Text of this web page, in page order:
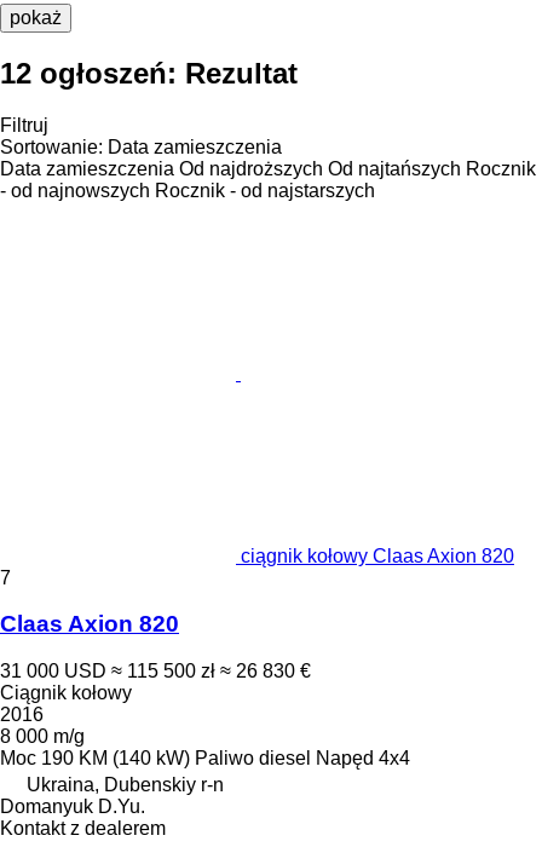
pokaż
12 ogłoszeń: Rezultat
Filtruj
Sortowanie: Data zamieszczenia
Data zamieszczenia Od najdroższych Od najtańszych Rocznik
- od najnowszych Rocznik - od najstarszych
ciągnik kołowy Claas Axion 820
7
Claas Axion 820
31 000 USD ≈ 115 500 zł ≈ 26 830 €
Ciągnik kołowy
2016
8 000 m/g
Moc 190 KM (140 kW) Paliwo diesel Napęd 4x4
Ukraina, Dubenskiy r-n
Domanyuk D.Yu.
Kontakt z dealerem